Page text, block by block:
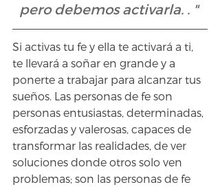
pero debemos activarla. . "
Si activas tu fe y ella te activará a ti,
te llevará a soñar en grande y a
ponerte a trabajar para alcanzar tus
sueños. Las personas de fe son
personas entusiastas, determinadas,
esforzadas y valerosas, capaces de
transformar las realidades, de ver
soluciones donde otros solo ven
problemas; son las personas de fe